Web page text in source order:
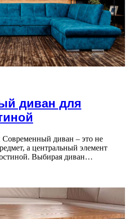
диван для
диван – это не
а центральный элемент
Выбирая диван…